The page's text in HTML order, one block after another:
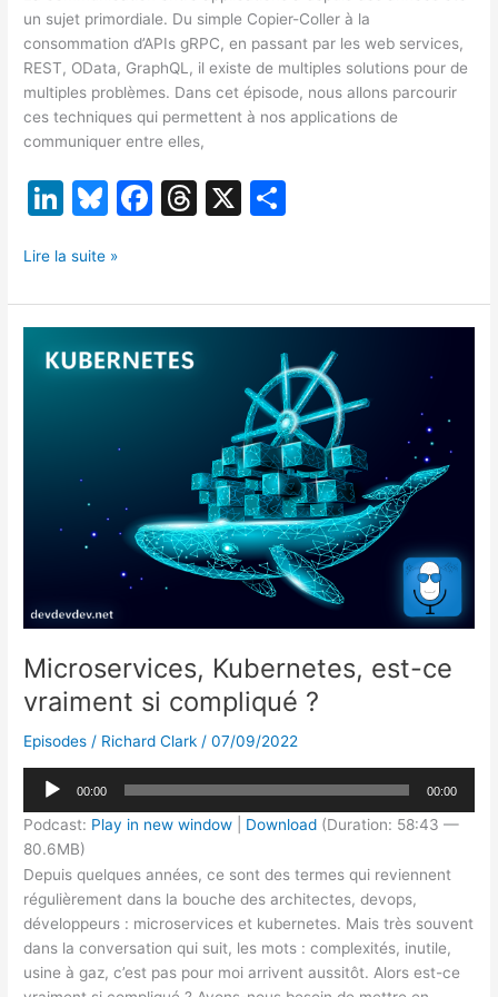
un sujet primordiale. Du simple Copier-Coller à la
consommation d’APIs gRPC, en passant par les web services,
REST, OData, GraphQL, il existe de multiples solutions pour de
multiples problèmes. Dans cet épisode, nous allons parcourir
ces techniques qui permettent à nos applications de
communiquer entre elles,
Li
k
e
dI
n
Bl
e
s
k
y
F
e
b
o
T
a
d
X
g
er
Web
REST,
GraphQL,
gRPC,
Lire la suite »
Microservices, Kubernetes, est-ce
vraiment si compliqué ?
Episodes / Richard Clark/07/09/2022
Lecteur
audio
00:00 00:00
Podcast: Play in new window Download (Duration: 58:43 —
80.6MB)
Depuis quelques années, ce sont des termes qui reviennent
régulièrement dans la bouche des architectes, devops,
développeurs : microservices et kubernetes. Mais très souvent
dans la conversation qui suit, les mots : complexités, inutile,
usine à gaz, c’est pas pour moi arrivent aussitôt. Alors est-ce